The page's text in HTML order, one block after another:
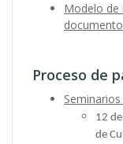
Modelo de
Proceso de
12
de